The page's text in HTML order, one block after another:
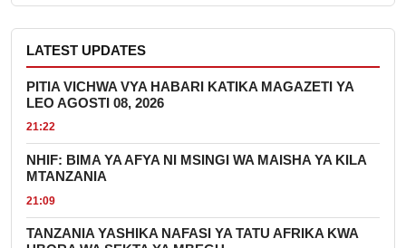
LATEST UPDATES
PITIA VICHWA VYA HABARI KATIKA MAGAZETI YA
LEO AGOSTI 08, 2026
21:22
NHIF: BIMA YA AFYA NI MSINGI WA MAISHA YA KILA
MTANZANIA
21:09
TANZANIA YASHIKA NAFASI YA TATU AFRIKA KWA